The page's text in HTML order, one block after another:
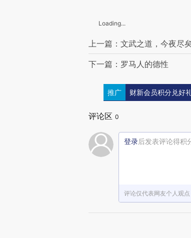
Loading...
上一篇：文武之道，今夜尽
下一篇：罗马人的德性
推广 财新会员积分兑好
评论区 0
登录后发表评论得积
评论仅代表网友个人观